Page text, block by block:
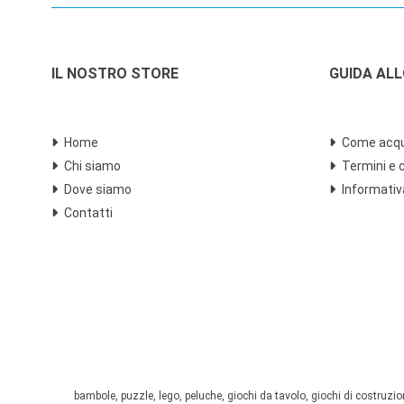
IL NOSTRO STORE
Home
Chi siamo
Dove siamo
Contatti
GUIDA
Come
Termini e
bambole, puzzle, lego, peluche, giochi da tavolo, giochi di